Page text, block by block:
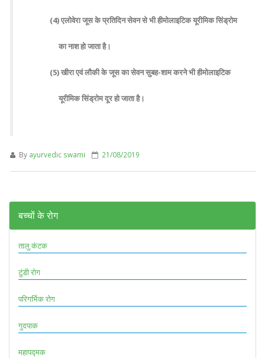
(4) एलोवेरा जूस के प्रतिदिन सेवन से भी हीमोलाइटिक यूरीमिक सिंड्रोम
का नाश हो जाता है।
(5) खीरा एवं लौकी के जूस का सेवन सुबह-शाम करने भी हीमोलाइटिक
यूरीमिक सिंड्रोम दूर हो जाता है।
By ayurvedic swami 21/08/2019
बच्चों के रोग
तालु कंटक
टुंडी रोग
परिगर्भिक रोग
गुदपाक
महापद्मक